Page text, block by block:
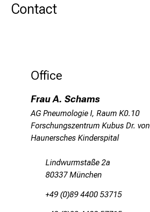
Contact
Office
Frau A. Schams
AG Pneumologie I, Raum K0.10
Forschungszentrum Kubus Dr. von
Haunersches Kinderspital
Lindwurmstaße 2a
80337 München
+49 (0)89 4400 53715